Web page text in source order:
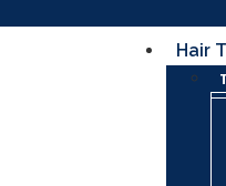
Hair